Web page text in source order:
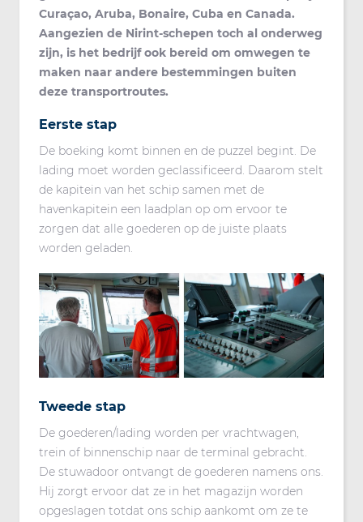
Curaçao, Aruba, Bonaire, Cuba en Canada.
Aangezien de Nirint-schepen toch al onderweg
zijn, is het bedrijf ook bereid om omwegen te
maken naar andere bestemmingen buiten
deze transportroutes.
Eerste stap
De boeking komt binnen en de puzzel begint. De
lading moet worden geclassificeerd. Daarom stelt
de kapitein van het schip samen met de
havenkapitein een laadplan op om ervoor te
zorgen dat alle goederen op de juiste plaats
worden geladen.
Tweede stap
De goederen/lading worden per vrachtwagen,
trein of binnenschip naar de terminal gebracht.
De stuwadoor ontvangt de goederen namens ons.
Hij zorgt ervoor dat ze in het magazijn worden
opgeslagen totdat ons schip aankomt om ze te